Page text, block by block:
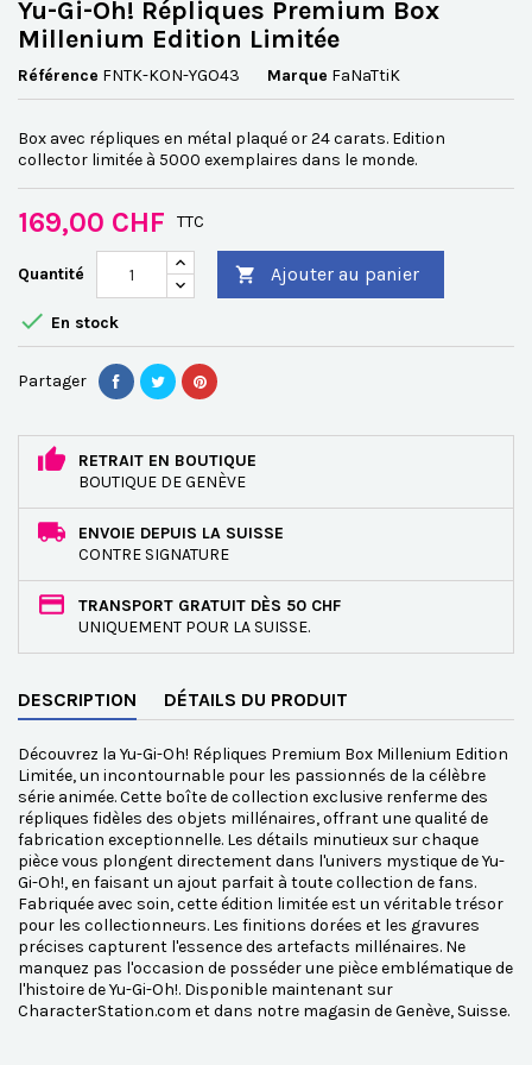
Yu-Gi-Oh! Répliques Premium Box
Millenium Edition Limitée
Référence FNTK-KON-YGO43 Marque FaNaTtiK
Box avec répliques en métal plaqué or 24 carats. Edition
collector limitée à 5000 exemplaires dans le monde.
169,00 CHF TTC
Quantité  Ajouter au panier
 En stock
Partager
RETRAIT EN BOUTIQUE
BOUTIQUE DE GENÈVE
ENVOIE DEPUIS LA SUISSE
CONTRE SIGNATURE
TRANSPORT GRATUIT DÈS 50 CHF
UNIQUEMENT POUR LA SUISSE.
DESCRIPTION DÉTAILS DU PRODUIT
Découvrez la Yu-Gi-Oh! Répliques Premium Box Millenium Edition
Limitée, un incontournable pour les passionnés de la célèbre
série animée. Cette boîte de collection exclusive renferme des
répliques fidèles des objets millénaires, offrant une qualité de
fabrication exceptionnelle. Les détails minutieux sur chaque
pièce vous plongent directement dans l'univers mystique de Yu-
Gi-Oh!, en faisant un ajout parfait à toute collection de fans.
Fabriquée avec soin, cette édition limitée est un véritable trésor
pour les collectionneurs. Les finitions dorées et les gravures
précises capturent l'essence des artefacts millénaires. Ne
manquez pas l'occasion de posséder une pièce emblématique de
l'histoire de Yu-Gi-Oh!. Disponible maintenant sur
CharacterStation.com et dans notre magasin de Genève, Suisse.